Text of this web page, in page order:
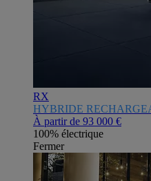
RX
HYBRIDE
À partir de 93 000 €
100% électrique
Fermer